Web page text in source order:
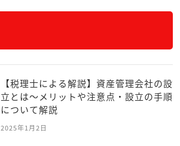
【税理士による解説】資産管理会社の設
立とは～メリットや注意点・設立の手順
について解説
2025年1月2日